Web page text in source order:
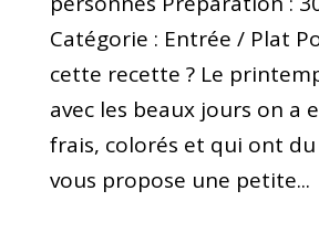
Catégorie : Entrée / Plat
cette recette ? Le
avec les beaux jours on a
frais, colorés et qui ont du
vous propose une petite...